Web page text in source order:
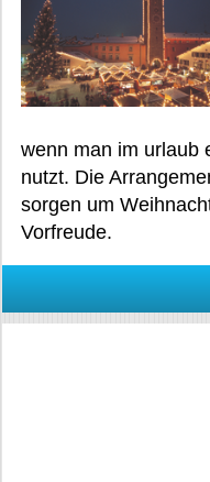
wenn man im urlaub
nutzt. Die
sorgen um
Vorfreude.